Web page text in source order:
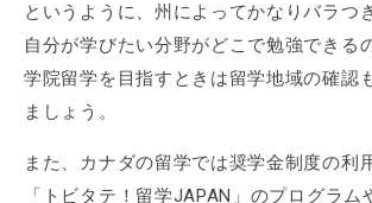
というように、州によってかなりバラつ
自分が学びたい分野がどこで勉強できる
学院留学を目指すときは留学地域の確認
ましょう。
また、カナダの留学では奨学金制度の利
「トビタテ！留学JAPAN」のプログラム